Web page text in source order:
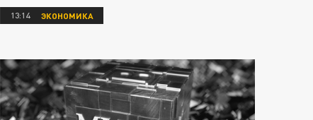
13:14 ЭКОНОМИКА